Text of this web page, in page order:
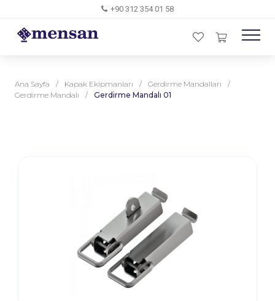
+90 312 354 01 58
Ana Sayfa / Kapak Ekipmanları / Gerdirme Mandalları
/
Gerdirme Mandalı
/ Gerdirme Mandalı 01